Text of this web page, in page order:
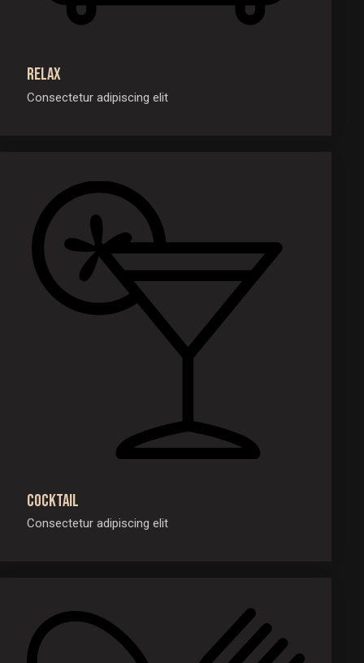
Relax
Consectetur adipiscing elit
Cocktail
Consectetur adipiscing elit